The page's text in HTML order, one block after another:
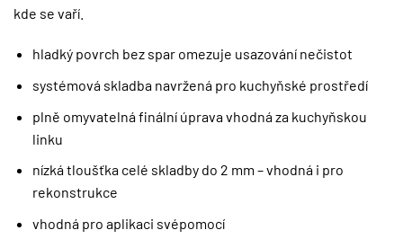
kde se vaří.
hladký povrch bez spar omezuje usazování nečistot
systémová skladba navržená pro kuchyňské prostředí
plně omyvatelná finální úprava vhodná za kuchyňskou
linku
nízká tloušťka celé skladby do 2 mm – vhodná i pro
rekonstrukce
vhodná pro aplikaci svépomocí